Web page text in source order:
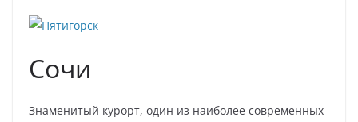
Сочи
Знаменитый курорт, один из наиболее современных